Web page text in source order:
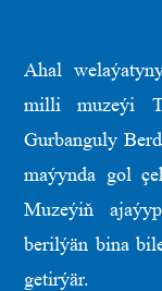
Ahal
milli muzeýi
Gurbanguly
maýynda gol
Muzeýiň
berilýän bina
getirýär.